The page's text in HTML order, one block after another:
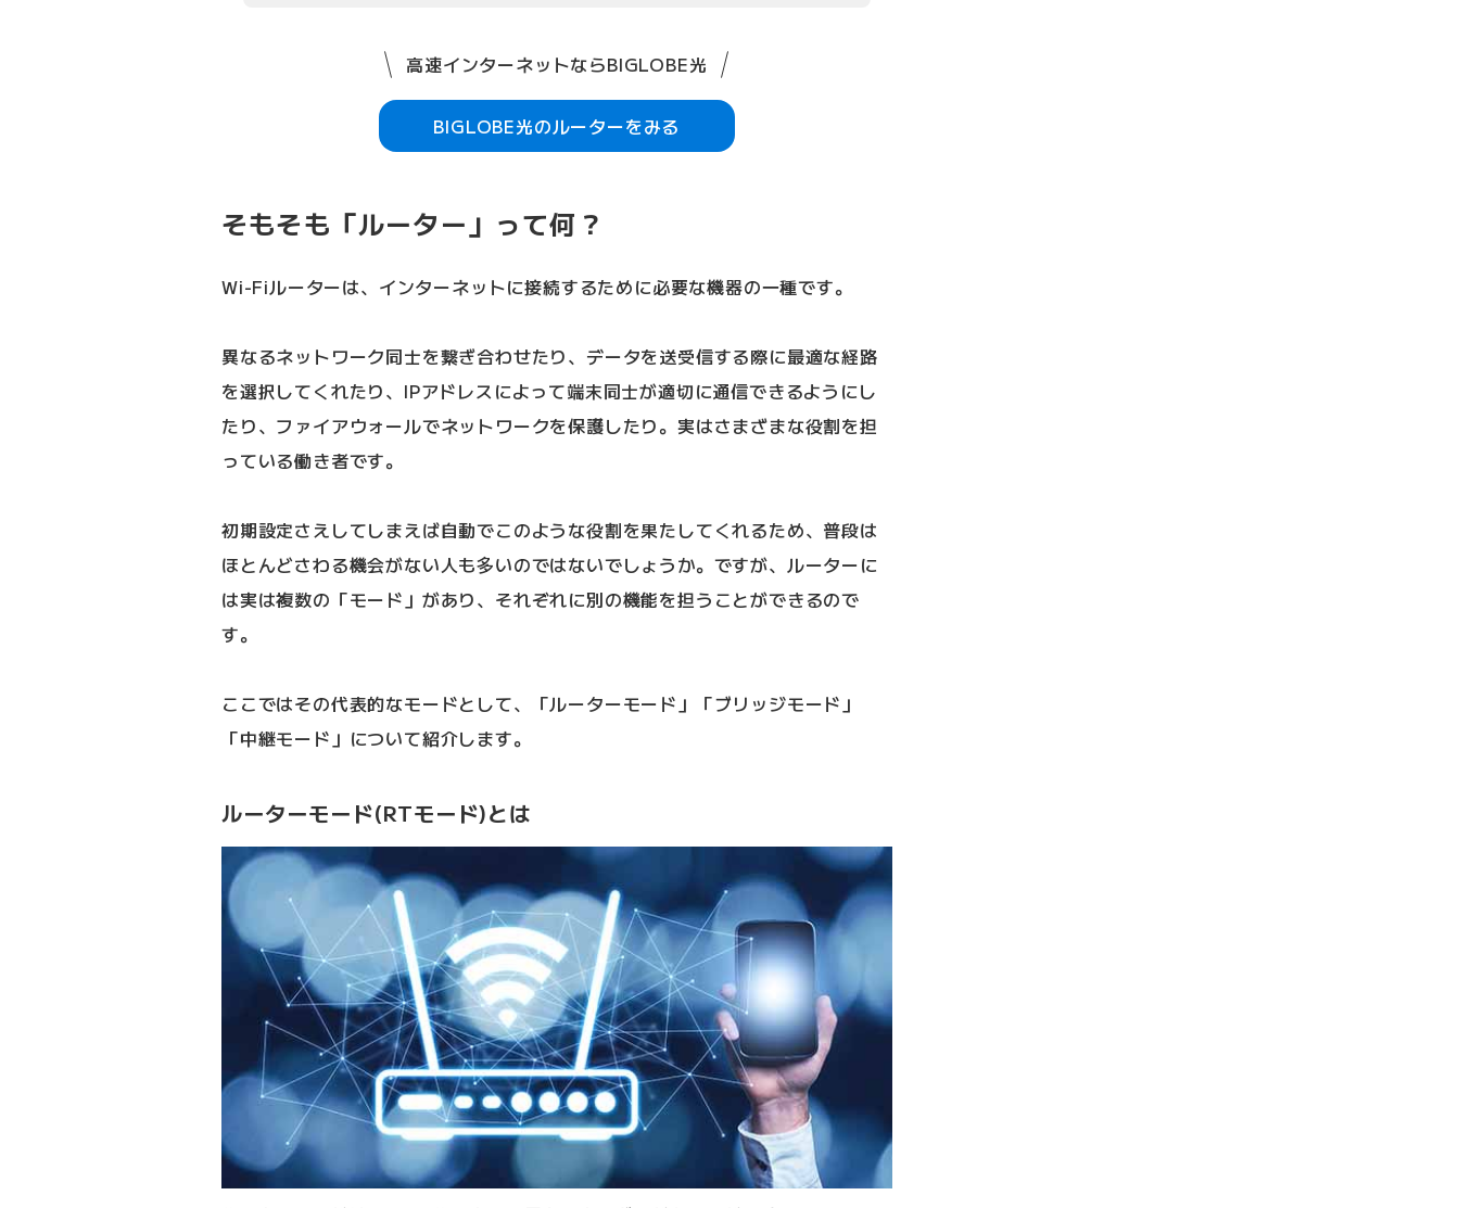
高速インターネットならBIGLOBE光
BIGLOBE光のルーターをみる
そもそも「ルーター」って何？
Wi-Fiルーターは、インターネットに接続するために必要な機器の一種です。
異なるネットワーク同士を繋ぎ合わせたり、データを送受信する際に最適な経路
を選択してくれたり、IPアドレスによって端末同士が適切に通信できるようにし
たり、ファイアウォールでネットワークを保護したり。実はさまざまな役割を担
っている働き者です。
初期設定さえしてしまえば自動でこのような役割を果たしてくれるため、普段は
ほとんどさわる機会がない人も多いのではないでしょうか。ですが、ルーターに
は実は複数の「モード」があり、それぞれに別の機能を担うことができるので
す。
ここではその代表的なモードとして、「ルーターモード」「ブリッジモード」
「中継モード」について紹介します。
ルーターモード(RTモード)とは